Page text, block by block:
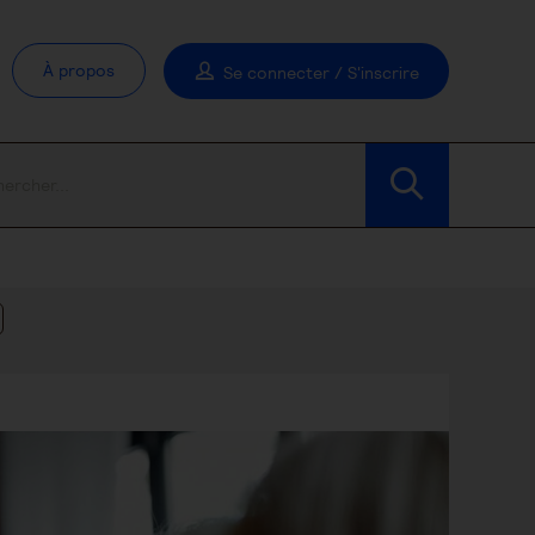
À propos Se connecter / S'inscrire